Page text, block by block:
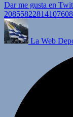
Dar me gusta en
La Web